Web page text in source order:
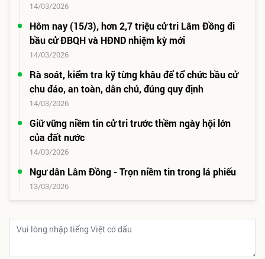
14/03/2026
Hôm nay (15/3), hơn 2,7 triệu cử tri Lâm Đồng đi
bầu cử ĐBQH và HĐND nhiệm kỳ mới
14/03/2026
Rà soát, kiểm tra kỹ từng khâu để tổ chức bầu cử
chu đáo, an toàn, dân chủ, đúng quy định
14/03/2026
Giữ vững niềm tin cử tri trước thềm ngày hội lớn
của đất nước
14/03/2026
Ngư dân Lâm Đồng - Trọn niềm tin trong lá phiếu
13/03/2026